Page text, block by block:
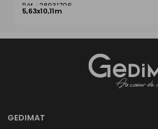
28931706
5,63x10,11m
GEDIMAT